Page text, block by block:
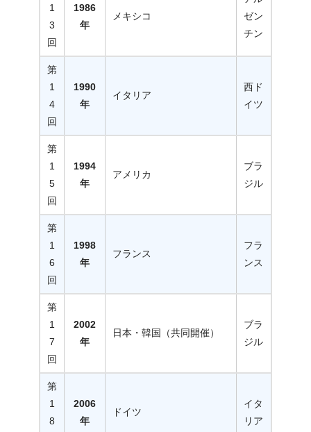
1
3
回
1986
年
メキシコ
ゼン
チン
第
1
4
回
1990
年
イタリア
西ド
イツ
第
1
5
回
1994
年
アメリカ
ブラ
ジル
第
1
6
回
1998
年
フランス
フラ
ンス
第
1
7
回
2002
年
日本・韓国（共同開催）
ブラ
ジル
第
1
8
2006
年
ドイツ
イタ
リア